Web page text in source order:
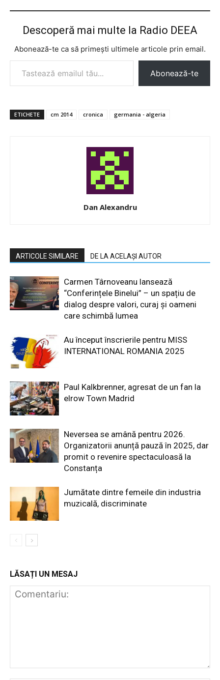
Descoperă mai multe la Radio DEEA
Abonează-te ca să primești ultimele articole prin email.
Tastează emailul tău...
Abonează-te
ETICHETE cm 2014 cronica germania - algeria
Dan Alexandru
ARTICOLE SIMILARE DE LA ACELAȘI AUTOR
Carmen Târnoveanu lansează
“Conferințele Binelui” – un spațiu de
dialog despre valori, curaj și oameni
care schimbă lumea
Au început înscrierile pentru MISS
INTERNATIONAL ROMANIA 2025
Paul Kalkbrenner, agresat de un fan la
elrow Town Madrid
Neversea se amână pentru 2026.
Organizatorii anunță pauză în 2025, dar
promit o revenire spectaculoasă la
Constanța
Jumătate dintre femeile din industria
muzicală, discriminate
LĂSAȚI UN MESAJ